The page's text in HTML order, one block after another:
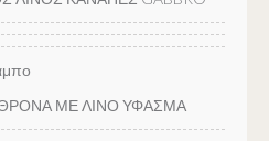
ΜΕ ΛΙΝΟ ΥΦΑΣΜΑ